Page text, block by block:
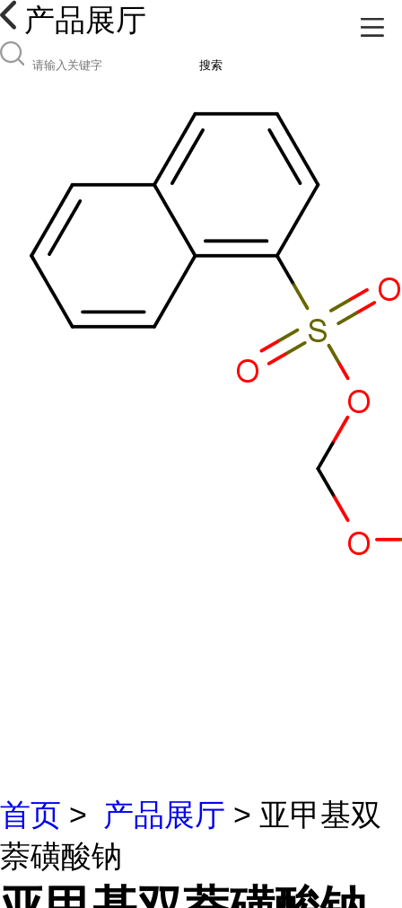
产品展厅
搜索
首页 > 产品展厅 > 亚甲基双
萘磺酸钠